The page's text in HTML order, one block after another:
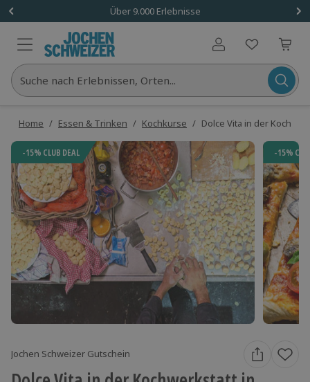
Über 9.000 Erlebnisse
Benutzerkonto
Suche nach Erlebnissen, Orten...
Home / Essen & Trinken / Kochkurse / Dolce Vita in der
-15% CLUB DEAL -15%
Jochen Schweizer Gutschein